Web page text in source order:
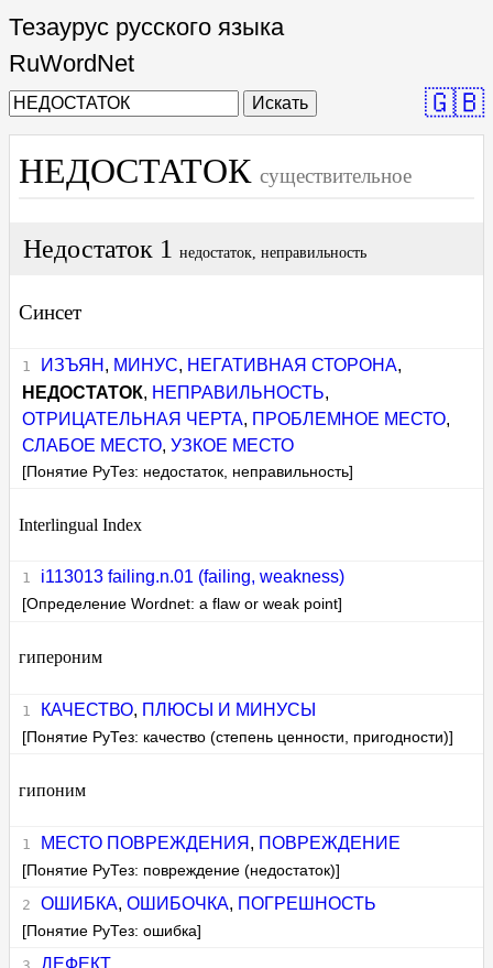
Тезаурус русского языка
RuWordNet
Искать 🇬🇧
НЕДОСТАТОК существительное
Недостаток 1 недостаток, неправильность
Синсет
ИЗЪЯН , МИНУС, НЕГАТИВНАЯ СТОРОНА,
НЕДОСТАТОК, НЕПРАВИЛЬНОСТЬ,
ОТРИЦАТЕЛЬНАЯ ЧЕРТА, ПРОБЛЕМНОЕ МЕСТО,
СЛАБОЕ МЕСТО,УЗКОЕ МЕСТО
[Понятие РуТез: недостаток, неправильность]
Interlingual Index
i113013 failing.n.01 (failing, weakness)
[Определение Wordnet: a flaw or weak point]
гипероним
КАЧЕСТВО, ПЛЮСЫ И МИНУСЫ
[Понятие РуТез: качество (степень ценности, пригодности)]
гипоним
МЕСТО ПОВРЕЖДЕНИЯ , ПОВРЕЖДЕНИЕ
[Понятие РуТез: повреждение (недостаток)]
ОШИБКА, ОШИБОЧКА, ПОГРЕШНОСТЬ
[Понятие РуТез: ошибка]
ДЕФЕКТ